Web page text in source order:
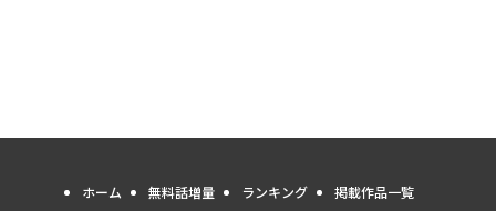
ホーム 無料話増量 ランキング 掲載作品一覧